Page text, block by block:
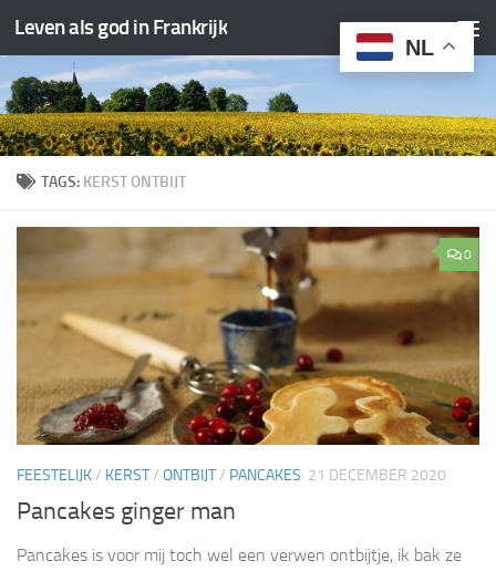
Doorgaan naar inhoud
Leven als god in Frankrijk
TAGS: KERST ONTBIJT
0
FEESTELIJK/ KERST/ ONTBIJT/ PANCAKES 21 DECEMBER 2020
Pancakes ginger man
Pancakes is voor mij toch wel een verwen ontbijtje, ik bak ze
NL